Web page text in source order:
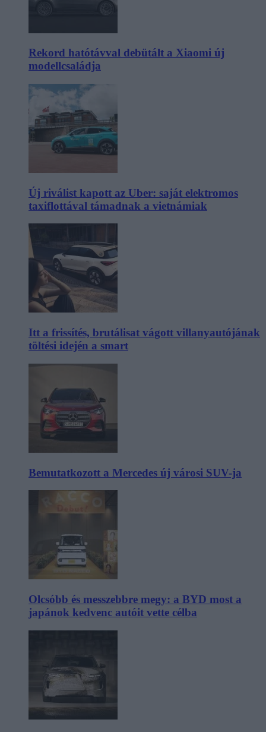
Rekord hatótávval debütált a Xiaomi új
modellcsaládja
Új riválist kapott az Uber: saját elektromos
taxiflottával támadnak a vietnámiak
Itt a frissítés, brutálisat vágott villanyautójának
töltési idején a smart
Bemutatkozott a Mercedes új városi SUV-ja
Olcsóbb és messzebbre megy: a BYD most a
japánok kedvenc autóit vette célba